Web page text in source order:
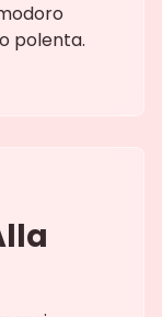
polenta.